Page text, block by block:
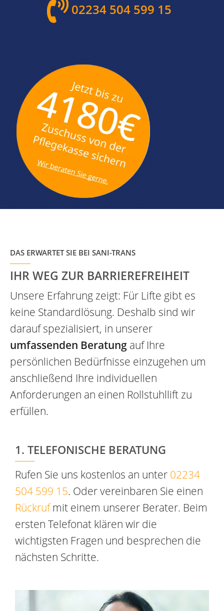
02234 504 599 15
DAS ERWARTET SIE BEI SANI-TRANS
IHR WEG ZUR BARRIEREFREIHEIT
Unsere Erfahrung zeigt: Für Lifte gibt es
keine Standardlösung. Deshalb sind wir
darauf spezialisiert, in unserer
umfassenden Beratung auf Ihre
persönlichen Bedürfnisse einzugehen um
anschließend Ihre individuellen
Anforderungen an einen Rollstuhllift zu
erfüllen.
1. TELEFONISCHE BERATUNG
Rufen Sie uns kostenlos an unter 02234
504 599 15. Oder vereinbaren Sie einen
Rückrufmit einem unserer Berater. Beim
ersten Telefonat klären wir die
wichtigsten Fragen und besprechen die
nächsten Schritte.